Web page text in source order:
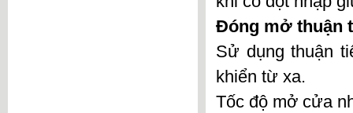
Đóng mở thuận
Sử dụng thuận
khiển từ xa.
Tốc độ mở cửa